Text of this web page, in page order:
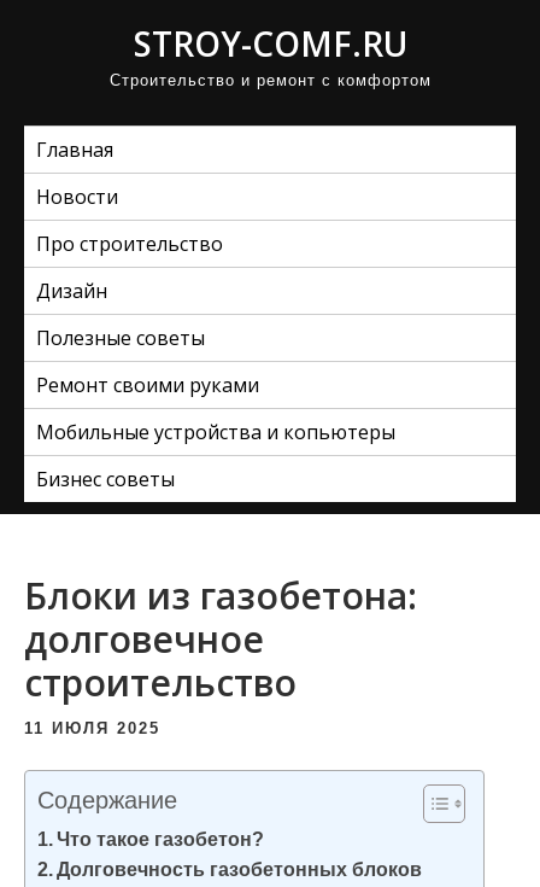
STROY-COMF.RU
Строительство и ремонт с комфортом
Главная
Новости
Про строительство
Дизайн
Полезные советы
Ремонт своими руками
Мобильные устройства и копьютеры
Бизнес советы
Блоки из газобетона:
долговечное
строительство
11 ИЮЛЯ 2025
Содержание
Что такое газобетон?
Долговечность газобетонных блоков